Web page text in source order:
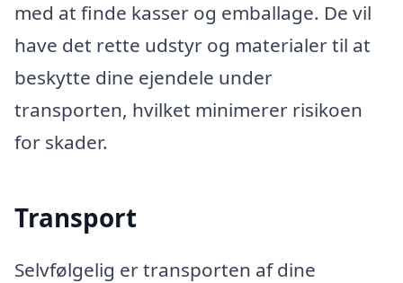
med at finde kasser og emballage. De vil
have det rette udstyr og materialer til at
beskytte dine ejendele under
transporten, hvilket minimerer risikoen
for skader.
Transport
Selvfølgelig er transporten af dine